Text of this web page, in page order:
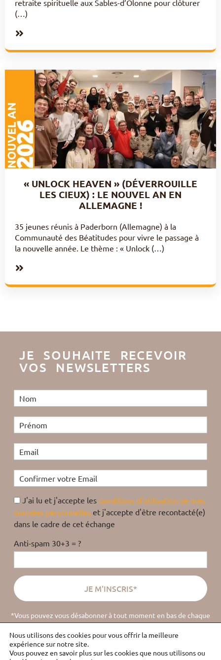
retraite spirituelle aux Sables-d’Olonne pour clôturer
(…)
« UNLOCK HEAVEN » (DÉVERROUILLE
LES CIEUX) : LE NOUVEL AN EN
ALLEMAGNE !
35 jeunes réunis à Paderborn (Allemagne) à la
Communauté des Béatitudes pour vivre le passage à
la nouvelle année. Le thème : « Unlock (…)
JE SOUHAITE RECEVOIR
VOS NEWSLETTERS
J'ai lu et j'accepte les conditions d'utilisation de mes
données personnelles et j'accepte d'être recontacté(e)
dans le cadre de cet échange
Anti-spam 30+3 = ?
*Vous pouvez vous désabonner à tout moment en bas de chaque
email(lire la politique de confidentialité).
Nous utilisons des cookies pour vous offrir la meilleure
expérience sur notre site.
Vous pouvez en savoir plus sur les cookies que nous utilisons ou